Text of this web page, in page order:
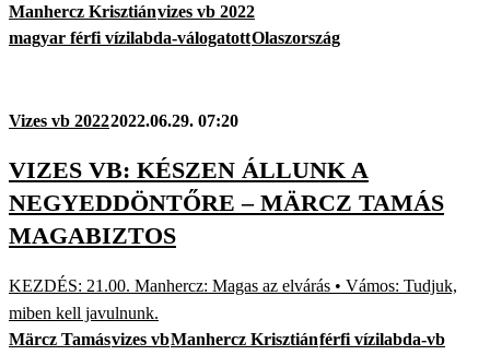
Manhercz Krisztiánvizes vb 2022
magyar férfi vízilabda-válogatottOlaszország
Vizes vb 20222022.06.29. 07:20
VIZES VB: KÉSZEN ÁLLUNK A
NEGYEDDÖNTŐRE – MÄRCZ TAMÁS
MAGABIZTOS
KEZDÉS: 21.00. Manhercz: Magas az elvárás • Vámos: Tudjuk,
miben kell javulnunk.
Märcz Tamásvizes vbManhercz Krisztiánférfi vízilabda-vb